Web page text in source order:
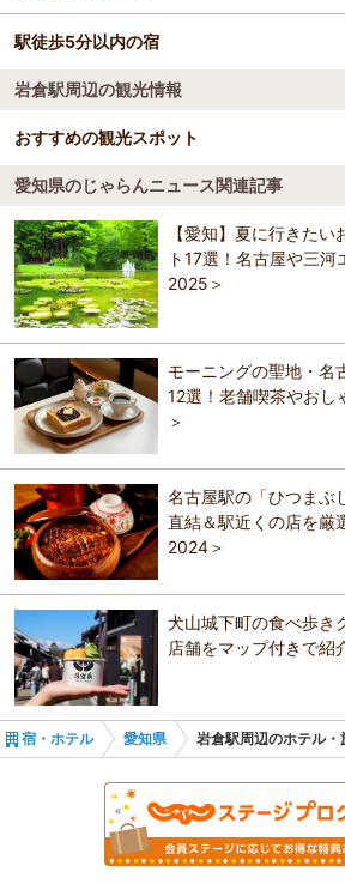
豊明駅
国府宮駅
尾張瀬戸駅
新瀬戸駅
熱田神宮
中部電力MIRAITOWER 旧名古屋テレ
オアシス２１
徳川園
ノリタケの森
三河
ビジネスホテル和陽館・別館ワコ
尾張温泉郷 料理旅館 湯元館
駅徒歩5分以内の宿
ＳＥＴＯビジネスホテル九番館
ビジネスホテル和陽館・別館ワ
プリンセスコートホテル
岩倉駅周辺の観光情報
おすすめの観光スポット
陶芸工房 陶酔
4.5
陶芸工房 陶酔は、愛知県瀬戸市にある陶芸体験
でも楽しんでいただけるように、プロがわかり
ます♪ 当工房は、お客さまの自由な発想やアイデ
め、作るものに決まりは設けていません。 ご自
自由にお作りいただけます。 陶酔はどなたでも
体験教室です。初めての方も、リピーターの方も
おすすめの観
愛知県のじゃらんニュース関連記事
【愛知】夏に行きた
ト17選！名古屋や三河
2025＞
モーニングの聖地・名
12選！老舗喫茶やお
＞
名古屋駅の「ひつまぶ
直結＆駅近くの店を厳
2024＞
犬山城下町の食べ歩き
店舗をマップ付きで紹
宿・ホテル 愛知県 岩倉駅周辺のホテル・